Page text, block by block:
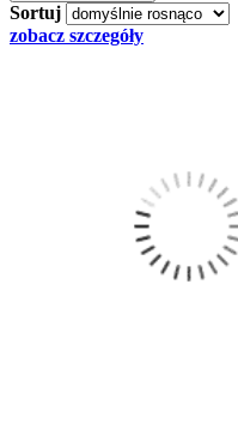
Sortuj
zobacz szczegóły